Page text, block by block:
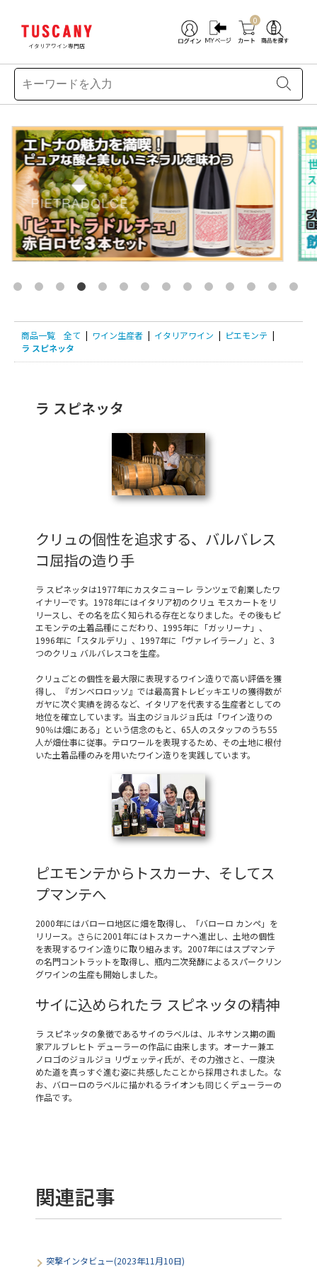
イタリアワイン専門店
0
商品一覧 全て | ワイン生産者 | イタリアワイン | ピエモンテ |
ラ スピネッタ
ラ スピネッタ
クリュの個性を追求する、バルバレス
コ屈指の造り手
ラ スピネッタは1977年にカスタニョーレ ランツェで創業したワ
イナリーです。1978年にはイタリア初のクリュ モスカートをリ
リースし、その名を広く知られる存在となりました。その後もピ
エモンテの土着品種にこだわり、1995年に「ガッリーナ」、
1996年に「スタルデリ」、1997年に「ヴァレイラーノ」と、3
つのクリュ バルバレスコを生産。
クリュごとの個性を最大限に表現するワイン造りで高い評価を獲
得し、『ガンベロロッソ』では最高賞トレビッキエリの獲得数が
ガヤに次ぐ実績を誇るなど、イタリアを代表する生産者としての
地位を確立しています。当主のジョルジョ氏は「ワイン造りの
90％は畑にある」という信念のもと、65人のスタッフのうち55
人が畑仕事に従事。テロワールを表現するため、その土地に根付
いた土着品種のみを用いたワイン造りを実践しています。
ピエモンテからトスカーナ、そしてス
プマンテへ
2000年にはバローロ地区に畑を取得し、「バローロ カンペ」を
リリース。さらに2001年にはトスカーナへ進出し、土地の個性
を表現するワイン造りに取り組みます。2007年にはスプマンテ
の名門コントラットを取得し、瓶内二次発酵によるスパークリン
グワインの生産も開始しました。
サイに込められたラ スピネッタの精神
ラ スピネッタの象徴であるサイのラベルは、ルネサンス期の画
家アルブレヒト デューラーの作品に由来します。オーナー兼エ
ノロゴのジョルジョ リヴェッティ氏が、その力強さと、一度決
めた道を真っすぐ進む姿に共感したことから採用されました。な
お、バローロのラベルに描かれるライオンも同じくデューラーの
作品です。
関連記事
突撃インタビュー(2023年11月10日)